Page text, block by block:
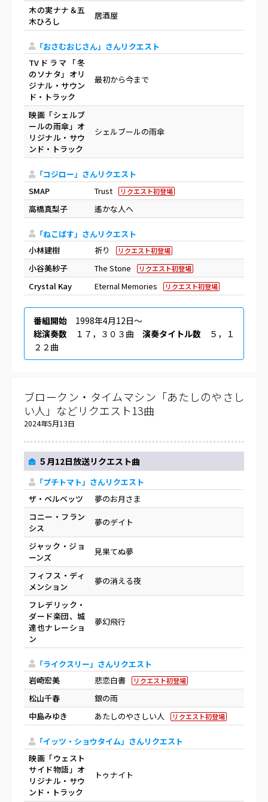
木の実ナナ＆五
木ひろし
居酒屋
「おさむおじさん」さんリクエスト
TVドラマ「冬
のソナタ」オリ
ジナル・サウン
ド・トラック
最初から今まで
映画「シェルブ
ールの雨傘」オ
リジナル・サウ
ンド・トラック
シェルブールの雨傘
「コジロー」さんリクエスト
SMAP
Trust リクエスト初登場
高橋真梨子 遙かな人へ
「ねこばす」さんリクエスト
小林建樹
祈り リクエスト初登場
小谷美紗子 The Stone リクエスト初登場
Crystal Kay Eternal Memories リクエスト初登場
番組開始 1998年4月12日〜
総演奏数 １７，３０３曲 演奏タイトル数 ５，１
２２曲
ブロークン・タイムマシン「あたしのやさし
い人」などリクエスト13曲
2024年5月13日
５月12日放送リクエスト曲
「プチトマト」さんリクエスト
ザ・ベルベッツ
夢のお月さま
コニー・フラン
シス
夢のデイト
ジャック・ジョ
ーンズ
見果てぬ夢
フィフス・ディ
メンション
夢の消える夜
フレデリック・
ダード楽団、城
達也ナレーショ
ン
夢幻飛行
「ライクスリー」さんリクエスト
岩崎宏美
悲恋白書 リクエスト初登場
松山千春
銀の雨
中島みゆき
あたしのやさしい人 リクエスト初登場
「イッツ・ショウタイム」さんリクエスト
映画「ウェスト
サイド物語」オ
リジナル・サウ
ンド・トラック
トゥナイト